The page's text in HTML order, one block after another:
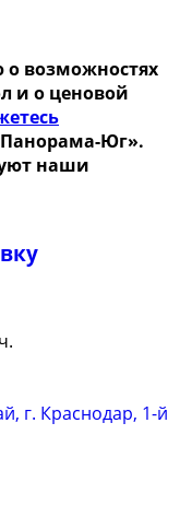
возможностях
и о ценовой
Юг».
наши
г. Краснодар, 1-й